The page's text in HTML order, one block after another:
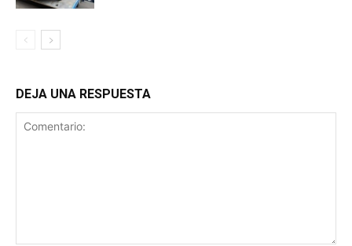
DEJA UNA RESPUESTA